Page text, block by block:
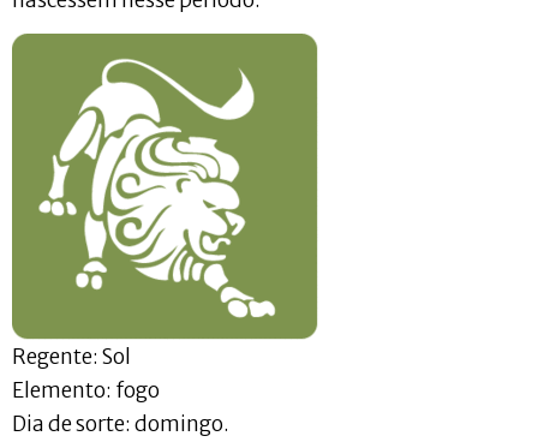
Regente: Sol
Elemento: fogo
Dia de sorte: domingo.